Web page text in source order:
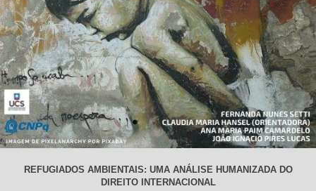
REFUGIADOS AMBIENTAIS: UMA ANÁLISE HUMANIZADA DO
DIREITO INTERNACIONAL